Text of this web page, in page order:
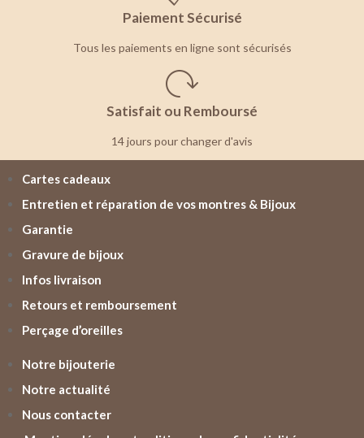
Paiement Sécurisé
Tous les paiements en ligne sont sécurisés
Satisfait ou Remboursé
14 jours pour changer d'avis
Cartes cadeaux
Entretien et réparation de vos montres & Bijoux
Garantie
Gravure de bijoux
Infos livraison
Retours et remboursement
Perçage d’oreilles
Notre bijouterie
Notre actualité
Nous contacter